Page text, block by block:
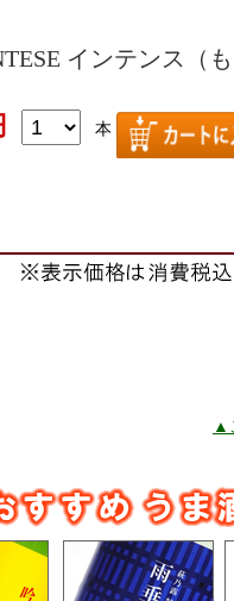
インテンス（
本
▲